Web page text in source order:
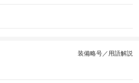
装備略号／用語解説